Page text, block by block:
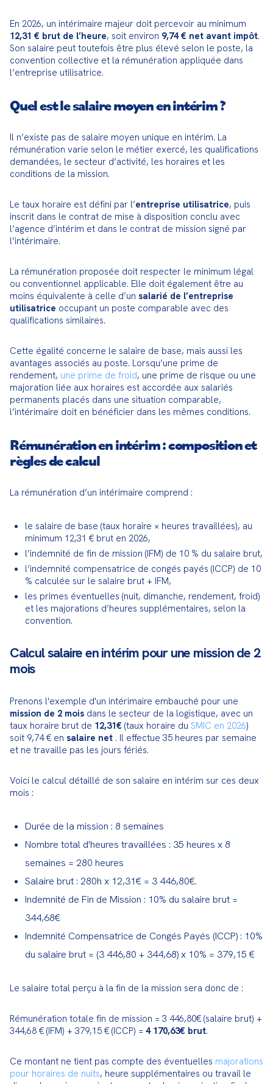
12,31 € brut de l’heure, soit environ 9,74 € net avant impôt.
Son salaire peut toutefois être plus élevé selon le poste, la
convention collective et la rémunération appliquée dans
l’entreprise utilisatrice.
Quel est le salaire moyen en intérim ?
Il n’existe pas de salaire moyen unique en intérim. La
rémunération varie selon le métier exercé, les qualifications
demandées, le secteur d’activité, les horaires et les
conditions de la mission.
Le taux horaire est défini par l’entreprise utilisatrice, puis
inscrit dans le contrat de mise à disposition conclu avec
l’agence d’intérim et dans le contrat de mission signé par
l’intérimaire.
La rémunération proposée doit respecter le minimum légal
ou conventionnel applicable. Elle doit également être au
moins équivalente à celle d’un salarié de l’entreprise
utilisatrice occupant un poste comparable avec des
qualifications similaires.
Cette égalité concerne le salaire de base, mais aussi les
avantages associés au poste. Lorsqu’une prime de
rendement, une prime de froid, une prime de risque ou une
majoration liée aux horaires est accordée aux salariés
permanents placés dans une situation comparable,
l’intérimaire doit en bénéficier dans les mêmes conditions.
Rémunération en intérim : composition et
règles de calcul
La rémunération d’un intérimaire comprend :
le salaire de base (taux horaire × heures travaillées), au
minimum 12,31 € brut en 2026,
l’indemnité de fin de mission (IFM) de 10 % du salaire brut,
l’indemnité compensatrice de congés payés (ICCP) de 10
% calculée sur le salaire brut + IFM,
les primes éventuelles (nuit, dimanche, rendement, froid)
et les majorations d’heures supplémentaires, selon la
convention.
Calcul salaire en intérim pour une mission de 2
mois
mission de 2 mois dans le secteur de la logistique, avec un
taux horaire brut de 12,31€ (taux horaire du SMIC en 2026)
soit 9,74 € en salaire net . Il effectue 35 heures par semaine
et ne travaille pas les jours fériés.
Voici le calcul détaillé de son salaire en intérim sur ces deux
mois :
Durée de la mission : 8 semaines
Nombre total d'heures travaillées : 35 heures x 8
semaines = 280 heures
Salaire brut : 280h x 12,31€ = 3 446,80€.
Indemnité de Fin de Mission : 10% du salaire brut =
344,68€
Indemnité Compensatrice de Congés Payés (ICCP) : 10%
du salaire brut = (3 446,80 + 344,68) x 10% = 379,15 €
Le salaire total perçu à la fin de la mission sera donc de :
Rémunération totale fin de mission = 3 446,80€ (salaire brut) +
344,68 € (IFM) + 379,15 € (ICCP) = 4 170,63€ brut.
Ce montant ne tient pas compte des éventuelles majorations
pour horaires de nuits, heure supplémentaires ou travail le